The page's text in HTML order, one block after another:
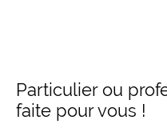
Particulier ou
faite pour vous !